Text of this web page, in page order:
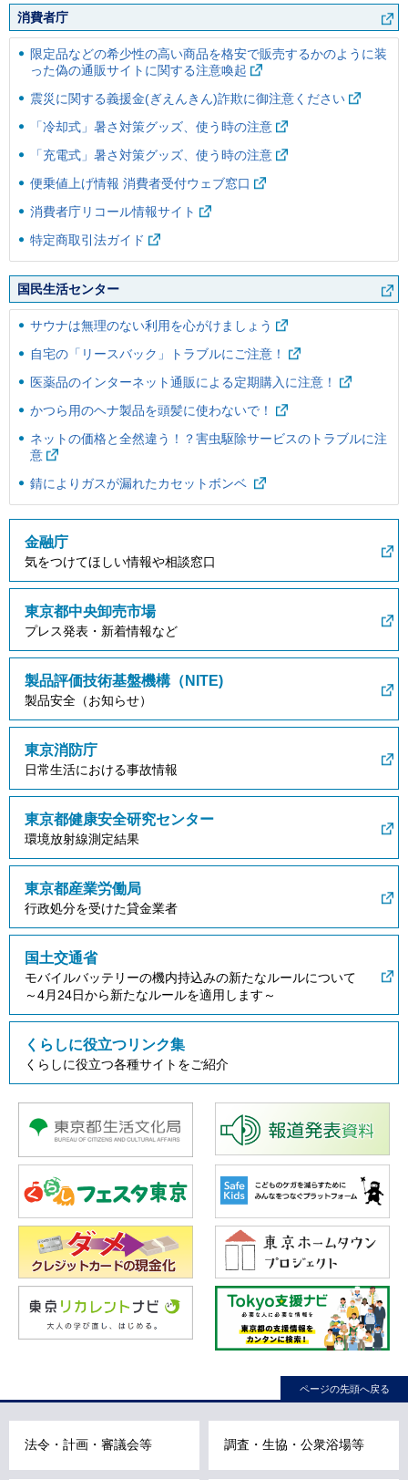
消費者庁
限定品などの希少性の高い商品を格安で販売するかのように装
った偽の通販サイトに関する注意喚起
震災に関する義援金(ぎえんきん)詐欺に御注意ください
「冷却式」暑さ対策グッズ、使う時の注意
「充電式」暑さ対策グッズ、使う時の注意
便乗値上げ情報 消費者受付ウェブ窓口
消費者庁リコール情報サイト
特定商取引法ガイド
国民生活センター
サウナは無理のない利用を心がけましょう
自宅の「リースバック」トラブルにご注意！
医薬品のインターネット通販による定期購入に注意！
かつら用のヘナ製品を頭髪に使わないで！
ネットの価格と全然違う！？害虫駆除サービスのトラブルに注
意
錆によりガスが漏れたカセットボンベ
金融庁
気をつけてほしい情報や相談窓口
東京都中央卸売市場
プレス発表・新着情報など
製品評価技術基盤機構（NITE)
製品安全（お知らせ）
東京消防庁
日常生活における事故情報
東京都健康安全研究センター
環境放射線測定結果
東京都産業労働局
行政処分を受けた貸金業者
国土交通省
モバイルバッテリーの機内持込みの新たなルールについて
～4月24日から新たなルールを適用します～
くらしに役立つリンク集
くらしに役立つ各種サイトをご紹介
ページの先頭へ戻る
法令・計画・審議会等 調査・生協・公衆浴場等